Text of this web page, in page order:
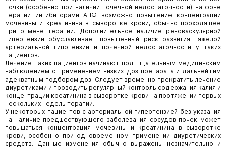
почки (особенно при наличии почечной недостаточности) на фоне
терапии ингибиторами АПФ возможно повышение концентрации
мочевины и креатинина в сыворотке крови, обычно проходящее
при отмене терапии. Дополнительное наличие реноваскулярной
гипертензии обуславливает повышенный риск развития тяжелой
артериальной гипотензии и почечной недостаточности у таких
пациентов.
Лечение таких пациентов начинают под тщательным медицинским
наблюдением с применением низких доз препарата и дальнейшим
адекватным подбором доз. Следует временно прекратить лечение
диуретиками и проводить регулярный контроль содержания калия и
концентрации креатинина в сыворотке крови на протяжении первых
нескольких недель терапии.
У некоторых пациентов с артериальной гипертензией без указания
на наличие предшествующего заболевания сосудов почек может
повышаться концентрация мочевины и креатинина в сыворотке
крови, особенно при одновременном применении диуретических
средств. Данные изменения обычно выражены незначительно и